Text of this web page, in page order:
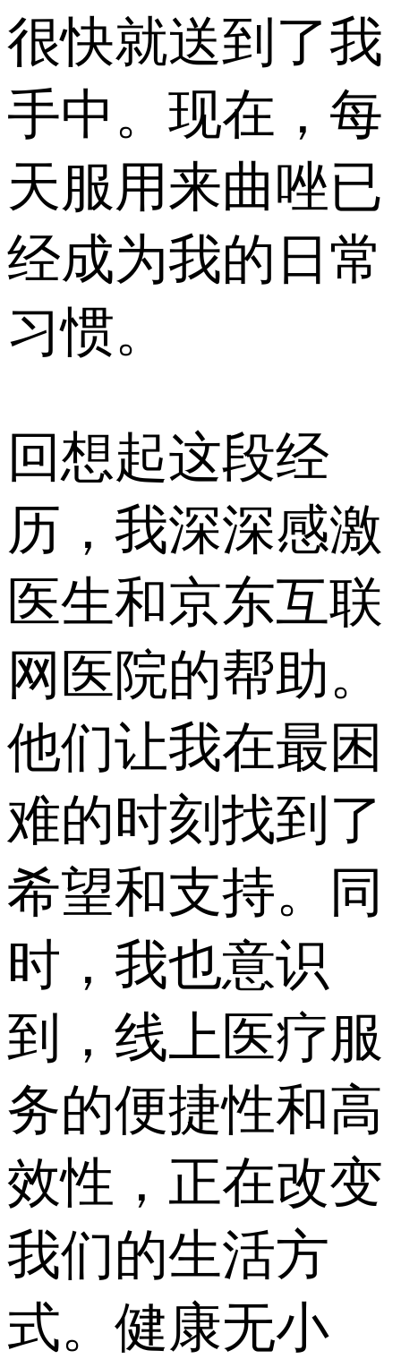
很快就送到了我
手中。现在，每
天服用来曲唑已
经成为我的日常
习惯。
回想起这段经
历，我深深感激
医生和京东互联
网医院的帮助。
他们让我在最困
难的时刻找到了
希望和支持。同
时，我也意识
到，线上医疗服
务的便捷性和高
效性，正在改变
我们的生活方
式。健康无小